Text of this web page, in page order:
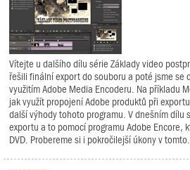
Vítejte u dalšího dílu série Základy video
řešili finální export do souboru a poté jsme se
využitím Adobe Media Encoderu. Na příkladu
jak využít propojení Adobe produktů při
další výhody tohoto programu. V dnešním dílu
exportu a to pomocí programu Adobe Encore,
DVD. Probereme si i pokročilejší úkony v tomto...